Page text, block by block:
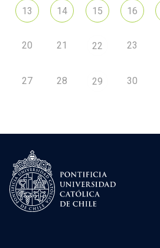
13 14 15 16
20 21 22 23
27 28 29 30